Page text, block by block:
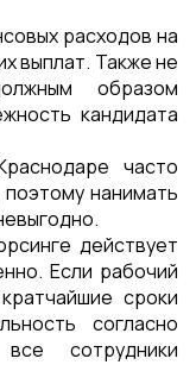
расходов на
выплат. Также не
образом
кандидата
часто
нанимать
действует
Если рабочий
сроки
согласно
все сотрудники